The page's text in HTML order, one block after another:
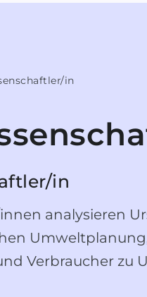
in
in
analysieren
Verbraucher zu